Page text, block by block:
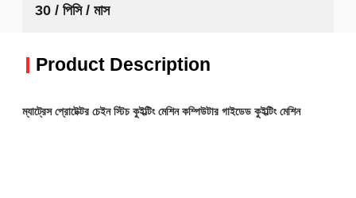
30 / পিসি / মাস
Product Description
ম্যাট্রেস প্রোটেক্টর চেইন স্টিচ কুইল্টিং মেশিন কম্পিউটার গাইডেড কুইল্টিং মেশিন